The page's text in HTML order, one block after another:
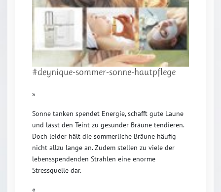
#deynique-sommer-sonne-hautpflege
»
Sonne tanken spendet Energie, schafft gute Laune
und lässt den Teint zu gesunder Bräune tendieren.
Doch leider hält die sommerliche Bräune häufig
nicht allzu lange an. Zudem stellen zu viele der
lebensspendenden Strahlen eine enorme
Stressquelle dar.
«